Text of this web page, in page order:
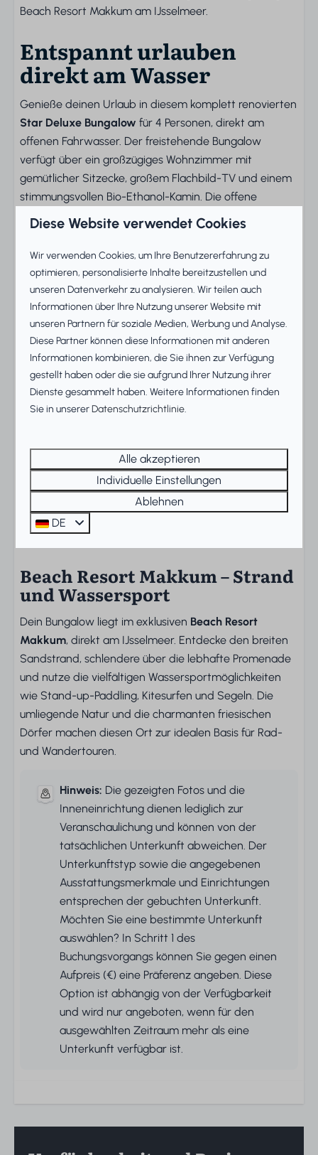
Beach Resort Makkum am IJsselmeer.
Entspannt urlauben
direkt am Wasser
Genieße deinen Urlaub in diesem komplett renovierten
Star Deluxe Bungalow für 4 Personen, direkt am
offenen Fahrwasser. Der freistehende Bungalow
verfügt über ein großzügiges Wohnzimmer mit
gemütlicher Sitzecke, großem Flachbild-TV und einem
stimmungsvollen Bio-Ethanol-Kamin. Die offene
Luxusküche mit Bar lädt zum gemeinsamen Kochen
und geselligen Beisammensein ein. Durch die
Terrassentüren gelangt ihr direkt in den großen Garten
mit Terrasse und eigenem Anlegesteg, ideal für lange
Sommerabende am Wasser.
Whirlpool und komfortable
Schlafzimmer
Der Bungalow bietet zwei Schlafzimmer: eines mit
einem Doppel-Boxspringbett und eines mit zwei
einzelnen Boxspringbetten, beide mit dem gleichen
erwarten dich eine Duschkabine, eine Badewanne und
ein Whirlpool für ultimative Entspannung nach einem
Tag auf dem Wasser. Mit Annehmlichkeiten wie
Geschirrspüler, Waschmaschine und Trockner hast du
alles, was du von zu Hause kennst, ganz in
Urlaubsstimmung.
Beach Resort Makkum – Strand
und Wassersport
Dein Bungalow liegt im exklusiven Beach Resort
Makkum, direkt am IJsselmeer. Entdecke den breiten
Sandstrand, schlendere über die lebhafte Promenade
und nutze die vielfältigen Wassersportmöglichkeiten
wie Stand-up-Paddling, Kitesurfen und Segeln. Die
umliegende Natur und die charmanten friesischen
Dörfer machen diesen Ort zur idealen Basis für Rad-
und Wandertouren.
Hinweis: Die gezeigten Fotos und die
Inneneinrichtung dienen lediglich zur
Veranschaulichung und können von der
tatsächlichen Unterkunft abweichen. Der
Unterkunftstyp sowie die angegebenen
Ausstattungsmerkmale und Einrichtungen
entsprechen der gebuchten Unterkunft.
Möchten Sie eine bestimmte Unterkunft
auswählen? In Schritt 1 des
Buchungsvorgangs können Sie gegen einen
Aufpreis (€) eine Präferenz angeben. Diese
Option ist abhängig von der Verfügbarkeit
und wird nur angeboten, wenn für den
ausgewählten Zeitraum mehr als eine
Unterkunft verfügbar ist.
Diese Website verwendet Cookies
Wir verwenden Cookies, um Ihre Benutzererfahrung zu
optimieren, personalisierte Inhalte bereitzustellen und
unseren Datenverkehr zu analysieren. Wir teilen auch
Informationen über Ihre Nutzung unserer Website mit
unseren Partnern für soziale Medien, Werbung und Analyse.
Diese Partner können diese Informationen mit anderen
Informationen kombinieren, die Sie ihnen zur Verfügung
gestellt haben oder die sie aufgrund Ihrer Nutzung ihrer
Dienste gesammelt haben. Weitere Informationen finden
Sie in unsererDatenschutzrichtlinie.
Alle akzeptieren
Individuelle Einstellungen
Ablehnen
DE